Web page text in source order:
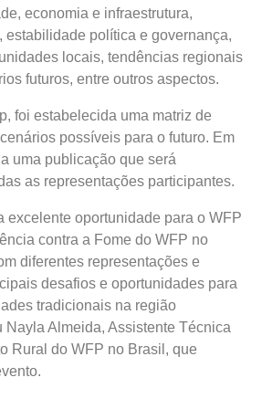
economia e infraestrutura,
estabilidade política e governança,
locais, tendências regionais
futuros, entre outros aspectos.
foi estabelecida uma matriz de
possíveis para o futuro. Em
uma publicação que será
as representações participantes.
excelente oportunidade para o WFP
contra a Fome do WFP no
diferentes representações e
desafios e oportunidades para
tradicionais na região
Nayla Almeida, Assistente Técnica
Rural do WFP no Brasil, que